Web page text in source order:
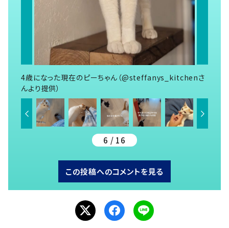
4歳になった現在のピーちゃん（@steffanys_kitchenさ
んより提供）
6 / 16
この投稿へのコメントを見る